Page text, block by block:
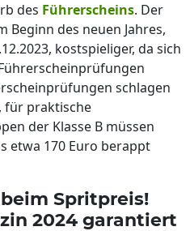
des Führerscheins. Der
Beginn des neuen Jahres,
kostspieliger, da sich
schlagen
für praktische
der Klasse B müssen
etwa 170 Euro berappt
Spritpreis!
2024 garantiert